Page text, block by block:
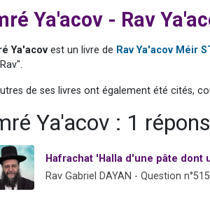
Ya'acov - Rav
Ya'acov est un livre de Rav Ya'acov Méir
de ses livres ont également été cités,
Ya'acov : 1
Hafrachat 'Halla d'une pâte dont
Rav Gabriel DAYAN - Question n°515